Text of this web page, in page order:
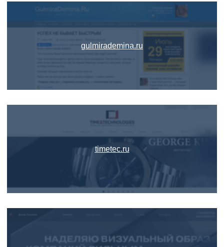
gulmirademina.ru
timetec.ru